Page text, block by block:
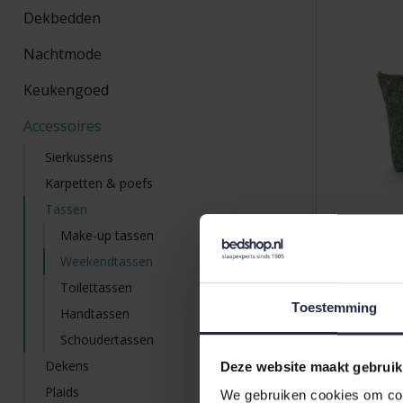
Toestemming
Deze website maakt
We gebruiken cookies om
Dekbedden
Nachtmode
Keukengoed
Accessoires
Sierkussens
Karpetten & poefs
Tassen
Make-up tassen
Weekendtassen
Toilettassen
Handtassen
Schoudertassen
Dekens
Plaids
Quilted